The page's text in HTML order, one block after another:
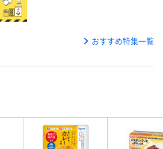
おすすめ特集一覧